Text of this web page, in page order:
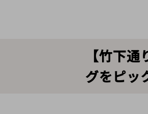
【竹下
グをピッ